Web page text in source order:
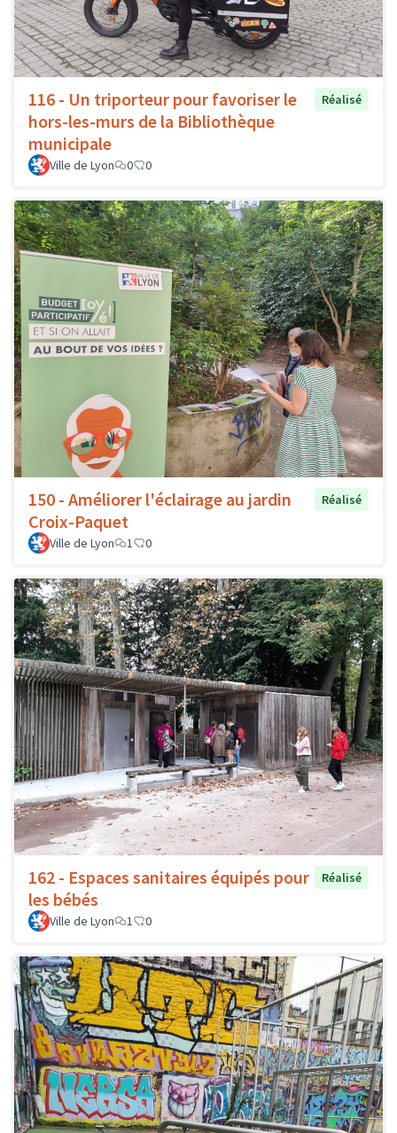
116 - Un triporteur pour favoriser le
hors-les-murs de la Bibliothèque
municipale
Réalisé
Ville de Lyon 0 0
150 - Améliorer l'éclairage au jardin
Croix-Paquet
Réalisé
Ville de Lyon 1 0
162 - Espaces sanitaires équipés pour
les bébés
Réalisé
Ville de Lyon 1 0